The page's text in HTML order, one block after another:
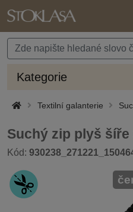
Kategorie
Textilní galanterie
Suchý zip plyš
Kód: